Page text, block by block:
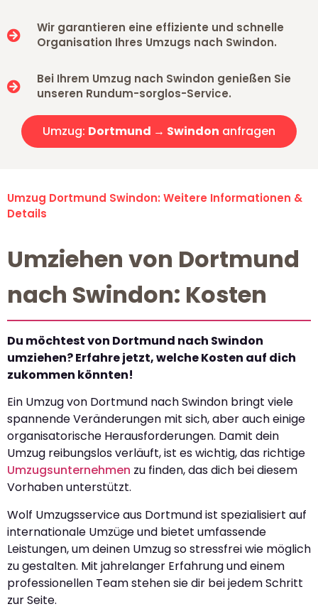
Wir garantieren eine effiziente und schnelle
Organisation Ihres Umzugs nach Swindon.
Bei Ihrem Umzug nach Swindon genießen Sie
unseren Rundum-sorglos-Service.
Umzug: Dortmund → Swindon anfragen
Umzug Dortmund Swindon: Weitere Informationen &
Details
Umziehen von Dortmund
nach Swindon: Kosten
Du möchtest von Dortmund nach Swindon
umziehen? Erfahre jetzt, welche Kosten auf dich
zukommen könnten!
Ein Umzug von Dortmund nach Swindon bringt viele
spannende Veränderungen mit sich, aber auch einige
organisatorische Herausforderungen. Damit dein
Umzug reibungslos verläuft, ist es wichtig, das richtige
Umzugsunternehmen zu finden, das dich bei diesem
Vorhaben unterstützt.
Wolf Umzugsservice aus Dortmund ist spezialisiert auf
internationale Umzüge und bietet umfassende
Leistungen, um deinen Umzug so stressfrei wie möglich
zu gestalten. Mit jahrelanger Erfahrung und einem
professionellen Team stehen sie dir bei jedem Schritt
zur Seite.